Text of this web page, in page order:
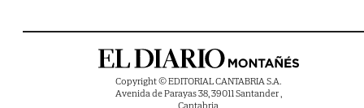
Copyright © EDITORIAL CANTABRIA S.A.
Avenida de Parayas 38, 39011 Santander ,
Cantabria